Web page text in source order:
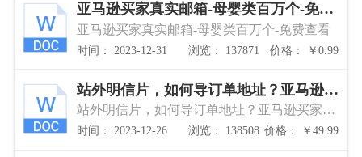
亚马逊买家真实邮箱-母婴类百万个-免费
查看
亚马逊买家真实邮箱-母婴类百万个-免费查看
时间： 2023-12-31 浏览： 137871 价格： ￥0.99
站外明信片，如何导订单地址？亚马逊买
家地址可以导出！
站外明信片，如何导订单地址？亚马逊买家地
址可以导出！
时间： 2023-12-26 浏览： 138508 价格： ￥49.99